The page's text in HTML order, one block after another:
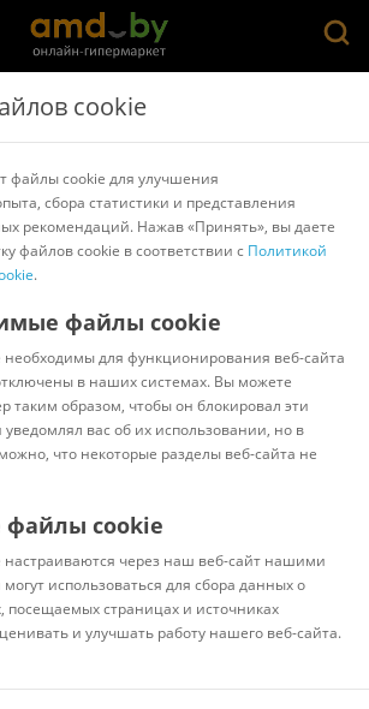
Наушники и гарнитуры
JBL
cookie
файлы cookie для улучшения
сбора статистики и представления
рекомендаций. Нажав «Принять», вы даете
файлов cookie в соответствии с Политикой
.
файлы cookie
для функционирования веб-сайта
в наших системах. Вы можете
таким образом, чтобы он блокировал эти
вас об их использовании, но в
что некоторые разделы веб-сайта не
файлы cookie
через наш веб-сайт нашими
использоваться для сбора данных о
посещаемых страницах и источниках
и улучшать работу нашего веб-сайта.